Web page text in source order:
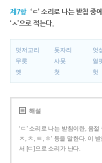
제7항 ‘ㄷ’ 소리로 나는 받침 중
‘ㅅ’으로 적는다.
덧저고리 돗자리 엇
무릇
사뭇 얼
옛
첫 헛
해설
‘ㄷ’ 소리로 나는 받침이란, 음
ㅈ, ㅊ, ㅌ, ㅎ’ 등을 말한다. 이
서 [ㄷ]으로 소리가 난다.